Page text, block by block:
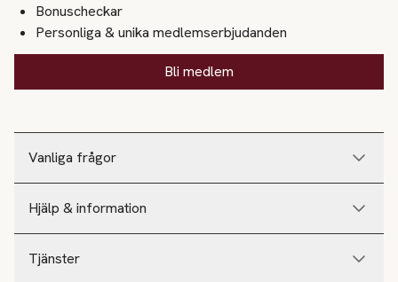
Vanliga frågor
Hjälp & information
Tjänster
Bonuscheckar
Personliga & unika medlemserbjudanden
Bli medlem